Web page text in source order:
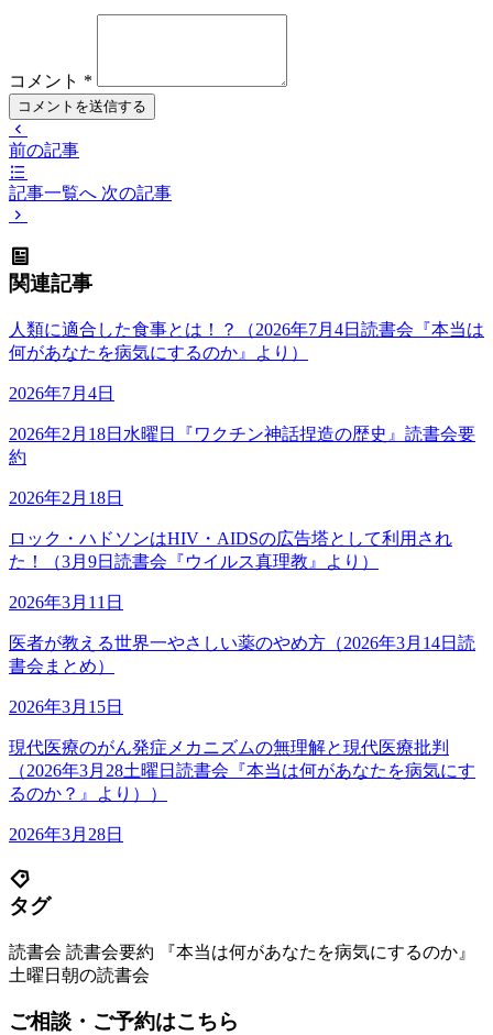
コメント *
コメントを送信する
前の記事
記事一覧へ 次の記事
関連記事
人類に適合した食事とは！？（2026年7月4日読書会『本当は
何があなたを病気にするのか』より）
2026年7月4日
2026年2月18日水曜日『ワクチン神話捏造の歴史』読書会要
約
2026年2月18日
ロック・ハドソンはHIV・AIDSの広告塔として利用され
た！（3月9日読書会『ウイルス真理教』より）
2026年3月11日
医者が教える世界一やさしい薬のやめ方（2026年3月14日読
書会まとめ）
2026年3月15日
現代医療のがん発症メカニズムの無理解と現代医療批判
（2026年3月28土曜日読書会『本当は何があなたを病気にす
るのか？』より））
2026年3月28日
タグ
読書会 読書会要約
『本当は何があなたを病気にするのか』
土曜日朝の読書会
ご相談・ご予約はこちら